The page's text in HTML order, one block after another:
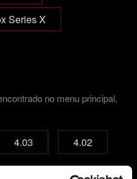
Series X
no menu principal,
4.03
4.02